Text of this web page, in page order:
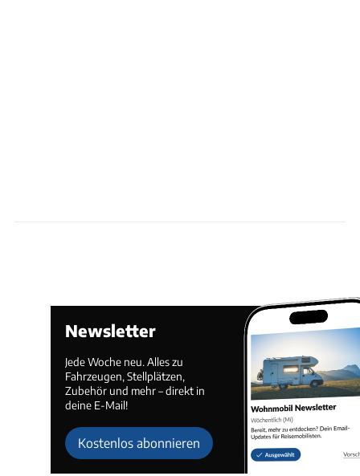
Newsletter
Jede Woche neu. Alles zu
Fahrzeugen, Stellplätzen,
Zubehör und mehr – direkt in
deine E-Mail!
Kostenlos abonnieren